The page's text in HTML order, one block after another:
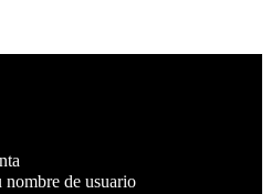
nombre de usuario